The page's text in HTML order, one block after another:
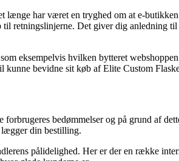
længe har været en tryghed om at e-
retningslinjerne. Det giver dig anledning til
eksempelvis hvilken bytteret
kunne bevidne sit køb af Elite Custom
bedømmelser og på grund af
lægger din bestilling.
pålidelighed. Her er der en række